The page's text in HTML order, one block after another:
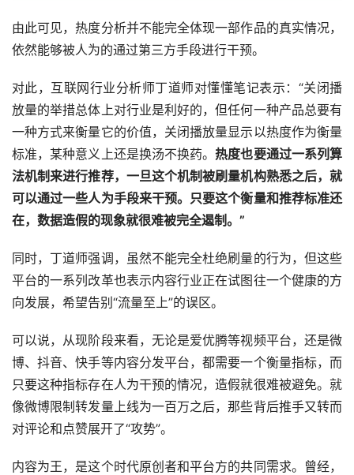
由此可见，热度分析并不能完全体现一部作品的真实情况，
依然能够被人为的通过第三方手段进行干预。
对此，互联网行业分析师丁道师对懂懂笔记表示：“关闭播
放量的举措总体上对行业是利好的，但任何一种产品总要有
一种方式来衡量它的价值，关闭播放量显示以热度作为衡量
标准，某种意义上还是换汤不换药。热度也要通过一系列算
法机制来进行推荐，一旦这个机制被刷量机构熟悉之后，就
可以通过一些人为手段来干预。只要这个衡量和推荐标准还
在，数据造假的现象就很难被完全遏制。”
同时，丁道师强调，虽然不能完全杜绝刷量的行为，但这些
平台的一系列改革也表示内容行业正在试图往一个健康的方
向发展，希望告别“流量至上”的误区。
可以说，从现阶段来看，无论是爱优腾等视频平台，还是微
博、抖音、快手等内容分发平台，都需要一个衡量指标，而
只要这种指标存在人为干预的情况，造假就很难被避免。就
像微博限制转发量上线为一百万之后，那些背后推手又转而
对评论和点赞展开了“攻势”。
内容为王，是这个时代原创者和平台方的共同需求。曾经，